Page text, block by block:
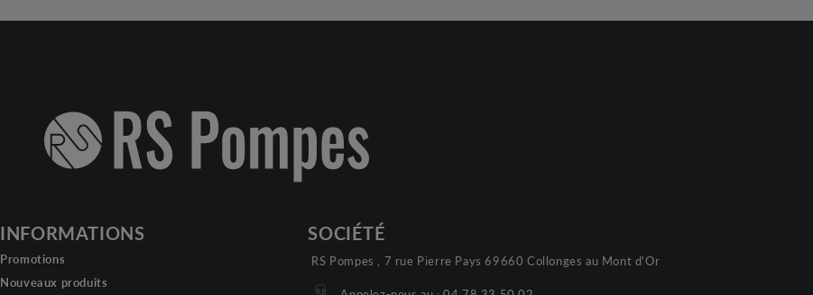
INFORMATIONS
Promotions
Nouveaux produits
SOCIÉTÉ
RS Pompes , 7 rue Pierre Pays 69660 Collonges au Mont d'Or